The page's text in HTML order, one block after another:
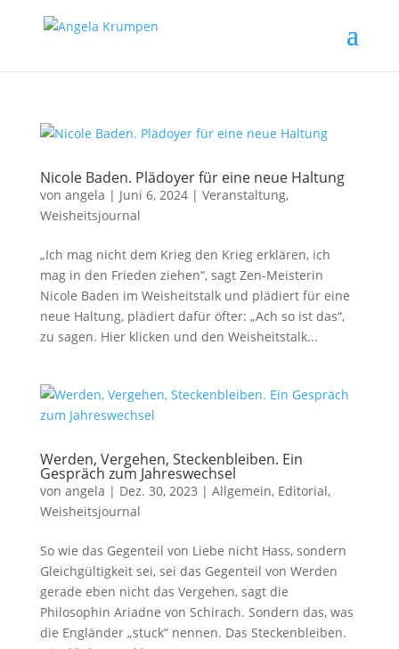
Nicole Baden. Plädoyer für eine neue Haltung
von angela | Juni 6, 2024| Veranstaltung,
Weisheitsjournal
„Ich mag nicht dem Krieg den Krieg erklären, ich
mag in den Frieden ziehen“, sagt Zen-Meisterin
Nicole Baden im Weisheitstalk und plädiert für eine
neue Haltung, plädiert dafür öfter: „Ach so ist das“,
zu sagen. Hier klicken und den Weisheitstalk...
Werden, Vergehen, Steckenbleiben. Ein
Gespräch zum Jahreswechsel
von angela | Dez. 30, 2023 | Allgemein, Editorial,
Weisheitsjournal
So wie das Gegenteil von Liebe nicht Hass, sondern
Gleichgültigkeit sei, sei das Gegenteil von Werden
gerade eben nicht das Vergehen, sagt die
Philosophin Ariadne von Schirach. Sondern das, was
die Engländer „stuck“ nennen. Das Steckenbleiben.